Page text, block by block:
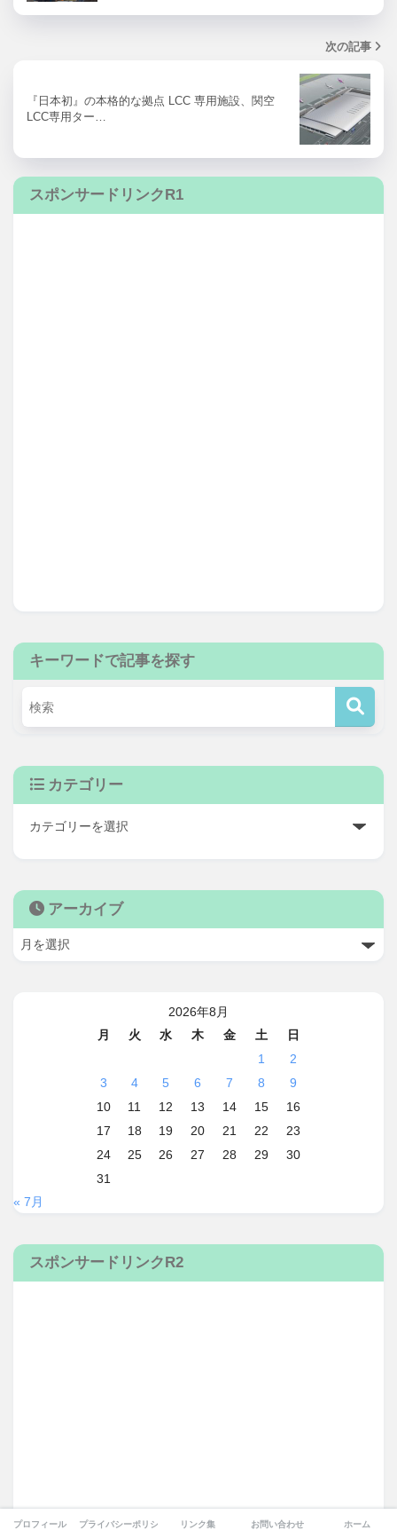
次の記事
『日本初』の本格的な拠点 LCC 専用施設、関空
LCC専用ター…
スポンサードリンクR1
キーワードで記事を探す
カテゴリー
アーカイブ
2026年8月
月
火 水 木 金 土
日
1
2
3
4 5 6 7 8
9
10
11 12 13 14 15
16
17
18 19 20 21 22
23
24
25 26 27 28 29
30
31
« 7月
スポンサードリンクR2
プロフィール プライバシーポリシー リンク集 お問い合わせ ホーム